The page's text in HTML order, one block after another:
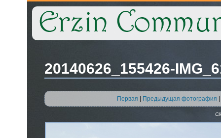
20140626_155426-
Первая Предыдущая фотография